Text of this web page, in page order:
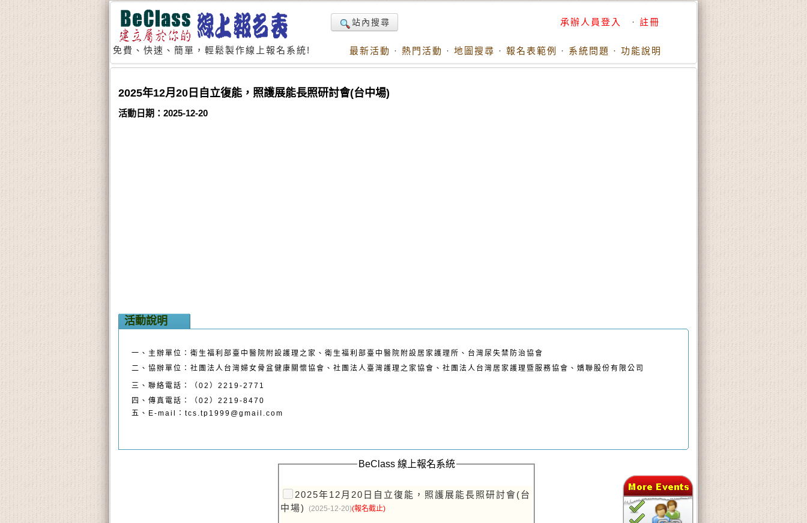
免費、快速、簡單，輕鬆製作線上報名系統!
站內搜尋 承辦人員登入 · 註冊
最新活動 · 熱門活動 · 地圖搜尋 · 報名表範例 · 系統問題 · 功能說明
2025年12月20日自立復能，照護展能長照研討會(台中場)
活動日期：2025-12-20
活動說明
一、主辦單位：衛生福利部臺中醫院附設護理之家、衛生福利部臺中醫院附設居家護理所、台灣尿失禁防治協會
二、協辦單位：社團法人台灣婦女骨盆健康關懷協會、社團法人臺灣護理之家協會、社團法人台灣居家護理暨服務協會、嬌聯股份有限公司
三、聯絡電話：（02 ） 2219-2771
四、傳真電話：（02 ） 2219-8470
五、 E-mail ： tcs.tp1999@gmail.com
BeClass 線上報名系統
2025年12月20日自立復能，照護展能長照研討會(台
中場)
(2025-12-20)(報名截止)